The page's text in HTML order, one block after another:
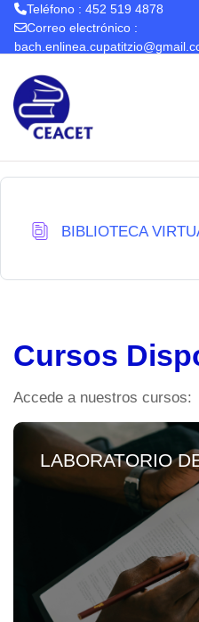
Teléfono : 452 519 4878
Correo electrónico :
BIBLIOTECA
Cursos
Accede a nuestros cursos:
LABORATORIO